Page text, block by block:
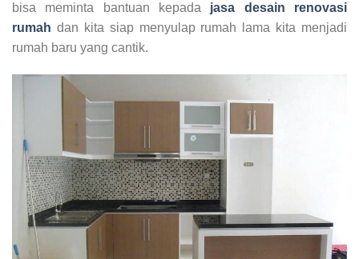
bisa meminta bantuan kepada jasa desain renovasi
rumah dan kita siap menyulap rumah lama kita menjadi
rumah baru yang cantik.